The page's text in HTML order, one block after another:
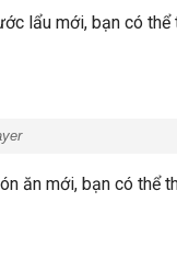
lẩu mới, bạn có thể
ăn mới, bạn có thể